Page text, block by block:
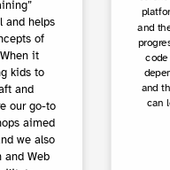
and helps
of
it
kids to
and
our go-to
aimed
we also
and Web
and
code
and
can